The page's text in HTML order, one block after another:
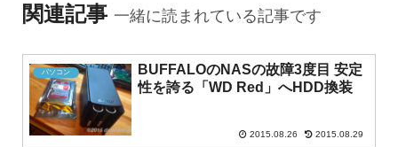
関連記事 一緒に読まれている記事です
パソコン
BUFFALOのNASの故障3度目 安定
性を誇る「WD Red」へHDD換装
2015.08.26 2015.08.29